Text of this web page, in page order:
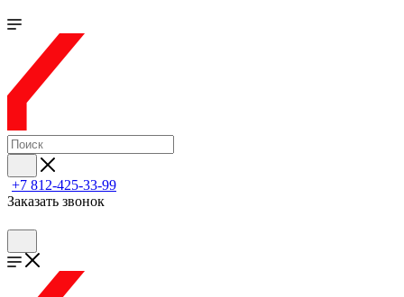
+7 812-425-33-99
Заказать звонок